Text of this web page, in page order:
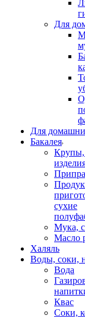
Для
Для
Бакалея
Крупы,
сухие
Мука,
Масло
Халяль
Воды, соки,
Вода
Квас
Соки,